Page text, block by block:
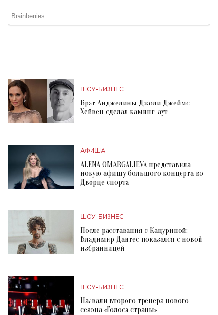
ШОУ-БИЗНЕС
Брат Анджелины Джоли Джеймс
Хейвен сделал каминг-аут
АФИША
ALENA OMARGALIEVA представила
новую афишу большого концерта во
Дворце спорта
ШОУ-БИЗНЕС
После расставания с Кацуриной:
Владимир Дантес показался с новой
избранницей
ШОУ-БИЗНЕС
Назвали второго тренера нового
сезона «Голоса страны»